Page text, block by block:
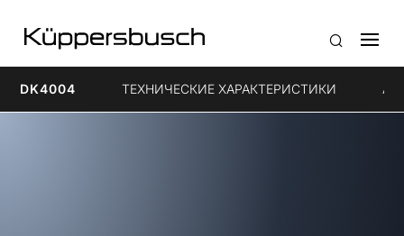
DK4004 ТЕХНИЧЕСКИЕ ХАРАКТЕРИСТИКИ